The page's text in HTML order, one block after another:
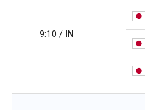
9:10 / IN